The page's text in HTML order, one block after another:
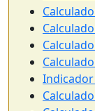
Indicador